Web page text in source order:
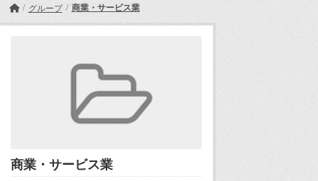
グループ 商業・サービス業
商業・サービス業